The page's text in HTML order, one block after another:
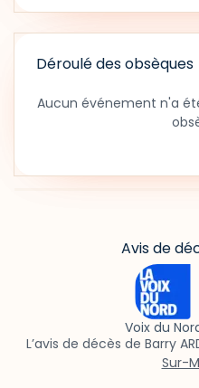
Déroulé des obsèques
Aucun événement n'a
Avis de
Voix du
L’avis de décès de Barry
Sur-